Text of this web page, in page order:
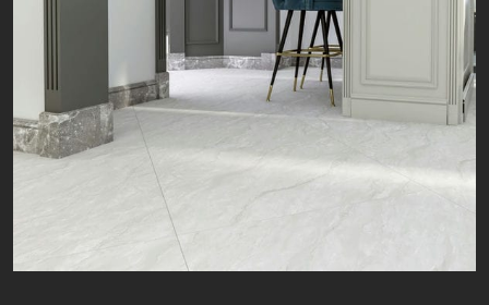
سمفونی | Symphony | 80 × 80